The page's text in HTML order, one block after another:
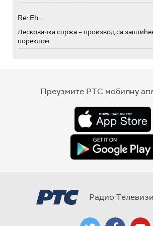
Re: Eh...
Лесковачка спржа – производ са
пореклом
Преузмите РТС мобилну
Радио